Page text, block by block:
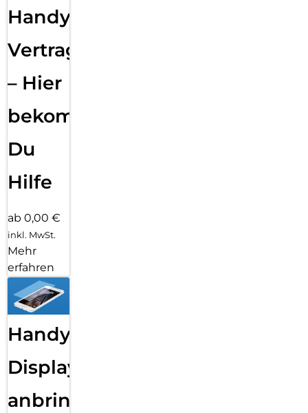
Handy
Vertragsabwicklung
– Hier
bekommst
Du
Hilfe
ab 0,00 €
inkl. MwSt.
Mehr
erfahren
Handy
Displayfolie
anbringen